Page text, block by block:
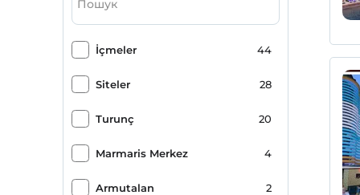
İçmeler 44
Siteler 28
Turunç 20
Marmaris Merkez 4
Armutalan 2